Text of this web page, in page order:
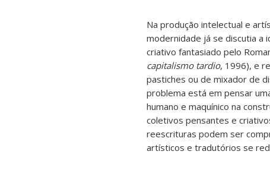
Na produção intelectual e
modernidade já se discutia a
criativo fantasiado pelo
capitalismo tardio, 1996), e
pastiches ou de mixador de
problema está em pensar
humano e maquínico na
coletivos pensantes e
reescrituras podem ser
artísticos e tradutórios se